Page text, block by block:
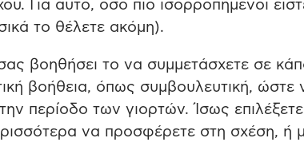
Για αυτό, όσο πιο ισορροπημένοι
το θέλετε ακόμη).
βοηθήσει το να συμμετάσχετε σε
βοήθεια, όπως συμβουλευτική, ώστε
περίοδο των γιορτών. Ίσως
να προσφέρετε στη σχέση, ή